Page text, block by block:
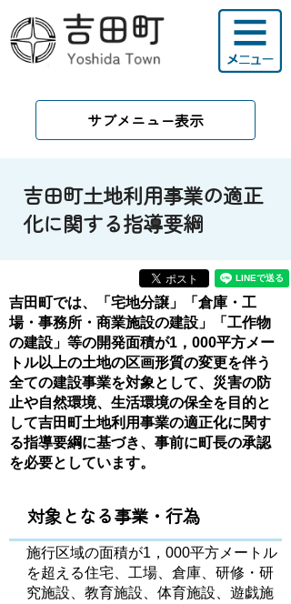
サブメニュー表示
吉田町土地利用事業の適正
化に関する指導要綱
吉田町では、「宅地分譲」「倉庫・工
場・事務所・商業施設の建設」「工作物
の建設」等の開発面積が1，000平方メー
トル以上の土地の区画形質の変更を伴う
全ての建設事業を対象として、災害の防
止や自然環境、生活環境の保全を目的と
して吉田町土地利用事業の適正化に関す
る指導要綱に基づき、事前に町長の承認
を必要としています。
対象となる事業・行為
施行区域の面積が1，000平方メートル
を超える住宅、工場、倉庫、研修・研
究施設、教育施設、体育施設、遊戯施